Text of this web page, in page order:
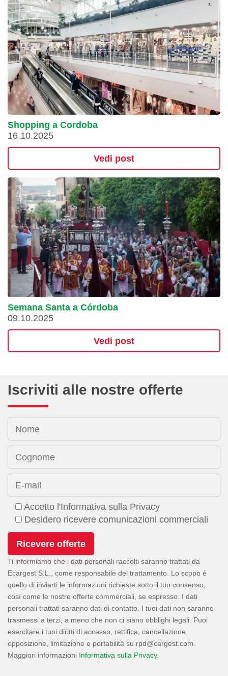
Shopping a Cordoba
16.10.2025
Vedi post
Semana Santa a Córdoba
09.10.2025
Vedi post
Iscriviti alle nostre offerte
Nome
Cognome
E-mail
Accetto l'Informativa sulla Privacy
Desidero ricevere comunicazioni commerciali
Ti informiamo che i dati personali raccolti saranno trattati da
Ecargest S.L., come responsabile del trattamento. Lo scopo è
quello di inviarti le informazioni richieste sotto il tuo consenso,
così come le nostre offerte commerciali, se espresso. I dati
personali trattati saranno dati di contatto. I tuoi dati non saranno
trasmessi a terzi, a meno che non ci siano obblighi legali. Puoi
esercitare i tuoi diritti di accesso, rettifica, cancellazione,
opposizione, limitazione e portabilità su
.
Maggiori informazioni Informativa sulla Privacy.